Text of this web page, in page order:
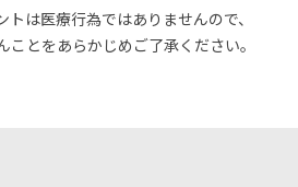
トは医療行為ではありませんので、
ことをあらかじめご了承ください。